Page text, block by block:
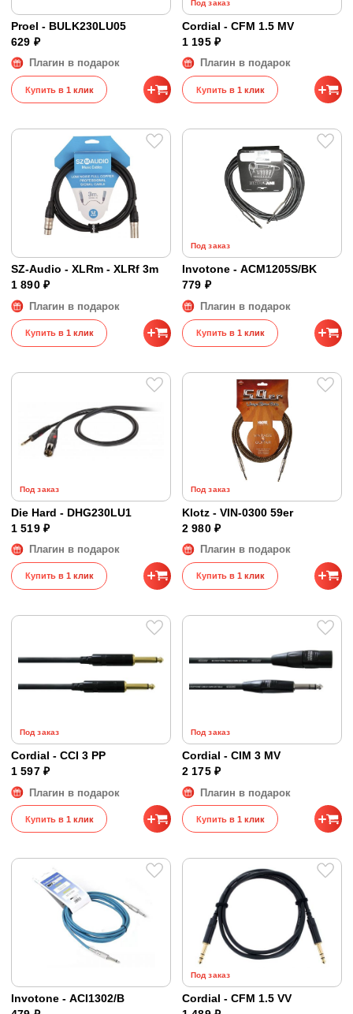
Proel - BULK230LU05
629 ₽
Плагин в подарок
Купить в 1 клик
Под заказ
Cordial - CFM 1.5 MV
1 195 ₽
Плагин в подарок
Купить в 1 клик
SZ-Audio - XLRm - XLRf 3m
1 890 ₽
Плагин в подарок
Купить в 1 клик
Под заказ
Invotone - ACM1205S/BK
779 ₽
Плагин в подарок
Купить в 1 клик
Под заказ
Die Hard - DHG230LU1
1 519 ₽
Плагин в подарок
Купить в 1 клик
Под заказ
Klotz - VIN-0300 59er
2 980 ₽
Плагин в подарок
Купить в 1 клик
Под заказ
Cordial - CCI 3 PP
1 597 ₽
Плагин в подарок
Купить в 1 клик
Под заказ
Cordial - CIM 3 MV
2 175 ₽
Плагин в подарок
Купить в 1 клик
Invotone - ACI1302/B
Под заказ
Cordial - CFM 1.5 VV